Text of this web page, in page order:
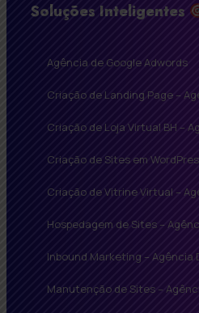
Soluções Inteligentes
Agência de Google Adwords
Criação de Landing Page –
Criação de Loja Virtual BH –
Criação de Sites em
Criação de Vitrine Virtual –
Hospedagem de Sites –
Inbound Marketing – Agência
Manutenção de Sites –